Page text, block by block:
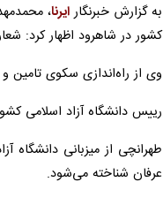
به گزارش خبرنگارایرنا،
کشور در شاهرود اظهار کرد:
وی از راه‌اندازی سکوی تامین
رییس دانشگاه آزاد اسلامی
بیشتر بخوانید
نقش ارتقای سواد